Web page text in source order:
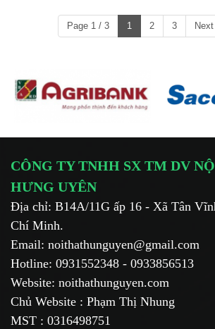
Page 1 / 3 1 2 3 Next
CÔNG TY TNHH SX TM DV
HƯNG UYÊN
Địa chỉ: B14A/11G ấp 16 - Xã Tân
Chí Minh.
Email: noithathunguyen@gmail.com
Hotline: 0931552348 - 0933856513
Website: noithathunguyen.com
Chủ Website : Phạm Thị Nhung
MST : 0316498751